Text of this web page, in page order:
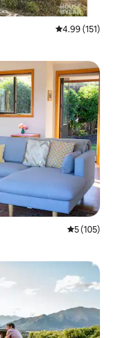
औसत रेटिंग 5 में से
4.99 (151)
औसत रेटिंग 5
5 (105)